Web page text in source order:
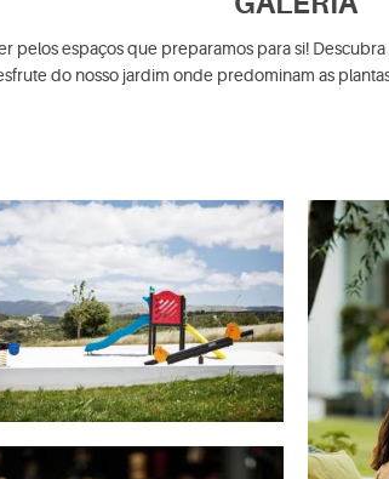
pelos espaços que preparamos para si!
do nosso jardim onde predominam as